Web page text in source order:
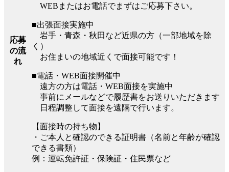
応募
の流
れ
WEBまたはお電話でまずはご応募下さい。
■出張面接実施中
岩手・青森・秋田など近県の方（一部地域を除
く）
お住まいの地域近くで面接可能です！
■電話・WEB面接開催中
遠方の方は電話・WEB面接を実施中
事前にメールなどで履歴書をお送りいただきます
日程調整して面接を遠隔で行います。
【面接時の持ち物】
・ご本人と確認のできる証明書（名前と年齢が確認
できる書類）
例：運転免許証・保険証・住民票など